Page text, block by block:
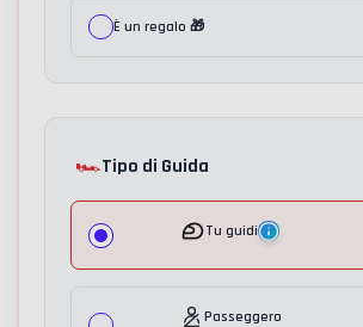
È un regalo 🎁
🏎️Tipo di Guida
Tu guidi
Passeggero